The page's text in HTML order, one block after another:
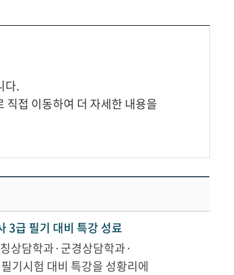
다.
직접 이동하여 더 자세한 내용을
3급 필기 대비 특강 성료
상담학과·군경상담학과·
기시험 대비 특강을 성황리에